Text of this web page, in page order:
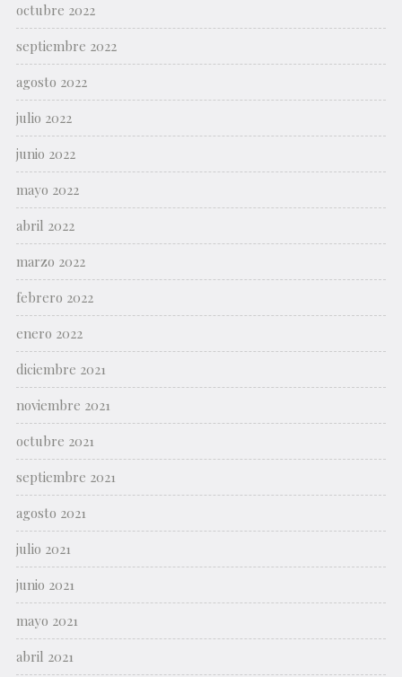
octubre 2022
septiembre 2022
agosto 2022
julio 2022
junio 2022
mayo 2022
abril 2022
marzo 2022
febrero 2022
enero 2022
diciembre 2021
noviembre 2021
octubre 2021
septiembre 2021
agosto 2021
julio 2021
junio 2021
mayo 2021
abril 2021